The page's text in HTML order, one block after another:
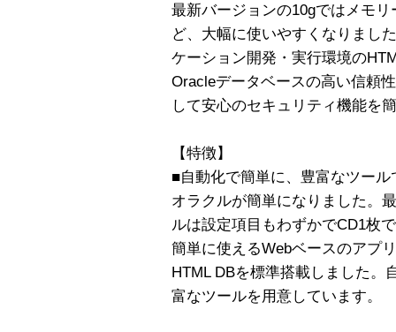
最新バージョンの10gではメモ
ど、大幅に使いやすくなりまし
ケーション開発・実行環境の
Oracleデータベースの高い信頼
して安心のセキュリティ機能を
【特徴】
■自動化で簡単に、豊富なツール
オラクルが簡単になりました。
ルは設定項目もわずかでCD1枚
簡単に使えるWebベースのアプ
HTML DBを標準搭載しました。
富なツールを用意しています。